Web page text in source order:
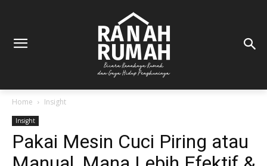
Home Insight
Insight
Pakai Mesin Cuci Piring atau